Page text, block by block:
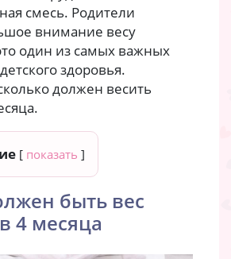
смесь. Родители
внимание весу
один из самых важных
здоровья.
должен весить
[ показать ]
быть вес
4 месяца